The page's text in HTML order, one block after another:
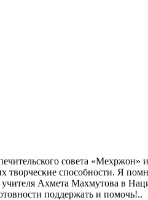
совета
творческие способности. Я
Ахмета Махмутова в
поддержать и помочь!..